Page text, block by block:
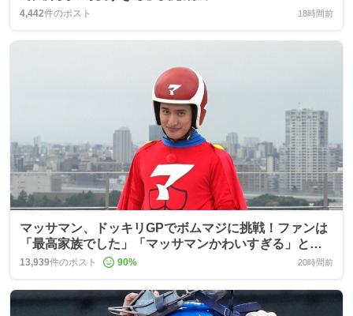
4,442件のポスト 18時間前
マッサマン、ドッキリGPでボムマジに挑戦！ファンは
「最高家族でした」「マッサマンかわいすぎる」と歓
喜
13,939件のポスト 90% 20時間前